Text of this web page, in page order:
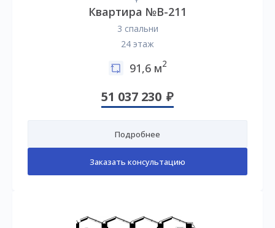
Квартира №B-211
3 спальни
24 этаж
91,6 м2
51 037 230
Подробнее
Заказать консультацию